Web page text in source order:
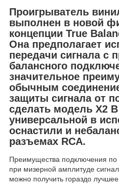
Проигрыватель
выполнен в новой
концепции True
Она предполагает
передачи сигнала с
балансного
значительное
обычным
защиты сигнала от
сделать модель X2
универсальной в
оснастили и
разъемах RCA.
Преимущества подключения
при мизерной амплитуде
можно получить гораздо